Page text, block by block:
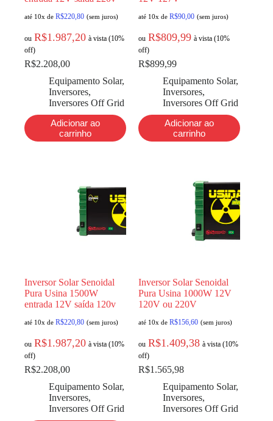
até 10x de R$220,80 (sem juros)
ou R$1.987,20 à vista (10%
off)
R$2.208,00
Equipamento Solar,
Inversores,
Inversores Off Grid
Adicionar ao
carrinho
até 10x deR$90,00 (sem juros)
ou R$809,99 à vista (10%
off)
R$899,99
Equipamento Solar,
Inversores,
Inversores Off Grid
Adicionar ao
carrinho
Inversor Solar Senoidal
Pura Usina 1500W
entrada 12V saída 120v
até 10x de R$220,80 (sem juros)
ou R$1.987,20 à vista (10%
off)
R$2.208,00
Equipamento Solar,
Inversores,
Inversores Off Grid
Inversor Solar Senoidal
Pura Usina 1000W 12V
120V ou 220V
até 10x de R$156,60 (sem juros)
ou R$1.409,38 à vista (10%
off)
R$1.565,98
Equipamento Solar,
Inversores,
Inversores Off Grid